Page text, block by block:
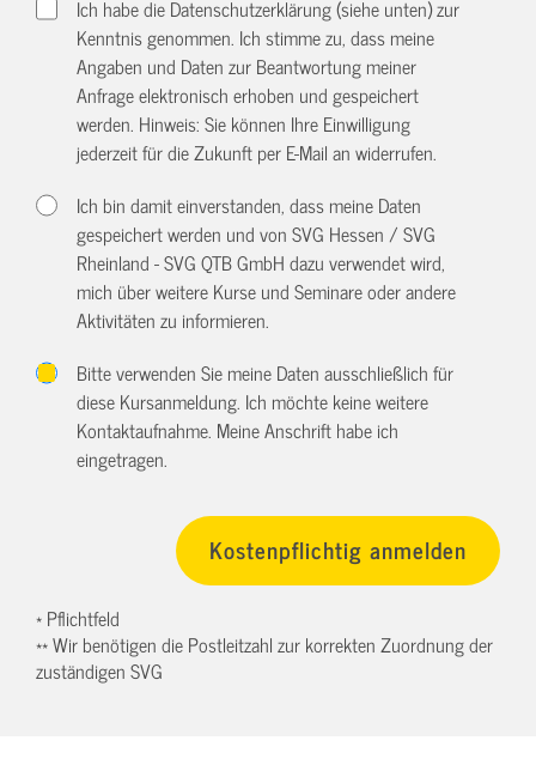
Ich habe die Datenschutzerklärung (siehe unten) zur
Kenntnis genommen. Ich stimme zu, dass meine
Angaben und Daten zur Beantwortung meiner
Anfrage elektronisch erhoben und gespeichert
werden. Hinweis: Sie können Ihre Einwilligung
jederzeit für die Zukunft per E-Mail anwiderrufen.
Ich bin damit einverstanden, dass meine Daten
gespeichert werden und von SVG Hessen / SVG
Rheinland - SVG QTB GmbH dazu verwendet wird,
mich über weitere Kurse und Seminare oder andere
Aktivitäten zu informieren.
Bitte verwenden Sie meine Daten ausschließlich für
diese Kursanmeldung. Ich möchte keine weitere
Kontaktaufnahme. Meine Anschrift habe ich
eingetragen.
* Pflichtfeld
** Wir benötigen die Postleitzahl zur korrekten Zuordnung der
zuständigen SVG